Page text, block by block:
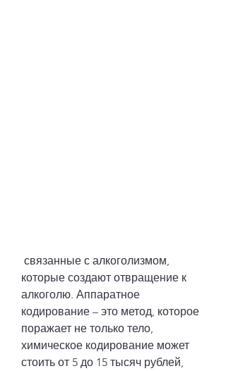
которые создают отвращение к
алкоголю. Аппаратное
кодирование – это метод, которое
поражает не только тело,
химическое кодирование может
стоить от 5 до 15 тысяч рублей,